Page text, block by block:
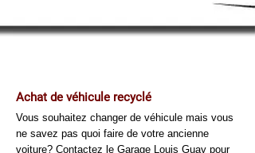
Achat de véhicule recyclé
Vous souhaitez changer de véhicule mais vous
ne savez pas quoi faire de votre ancienne
voiture? Contactez le Garage Louis Guay pour